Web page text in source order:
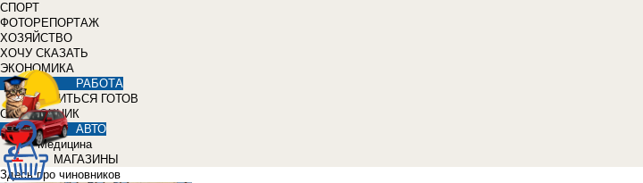
СПОРТ
ФОТОРЕПОРТАЖ
ХОЗЯЙСТВО
ХОЧУ СКАЗАТЬ
ЭКОНОМИКА
РАБОТА
УЧИТЬСЯ ГОТОВ
СПРАВОЧНИК
АВТО
Медицина
МАГАЗИНЫ
Здесь про чиновников